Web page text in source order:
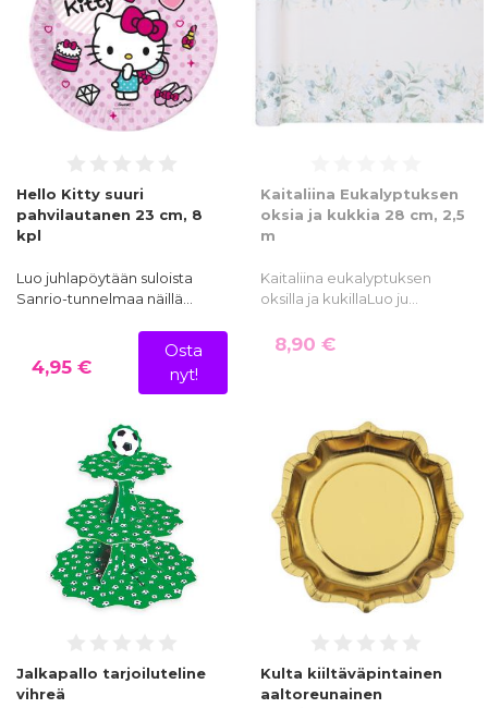
Hello Kitty suuri
pahvilautanen 23 cm, 8
kpl
Luo juhlapöytään suloista
Sanrio-tunnelmaa näillä…
4,95 €
Osta
nyt!
Kaitaliina Eukalyptuksen
oksia ja kukkia 28 cm, 2,5
m
Kaitaliina eukalyptuksen
oksilla ja kukillaLuo ju…
8,90 €
Jalkapallo tarjoiluteline
vihreä
Kulta kiiltäväpintainen
aaltoreunainen